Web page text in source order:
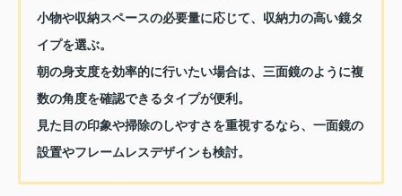
小物や収納スペースの必要量に応じて、収納力の高い鏡タ
イプを選ぶ。
朝の身支度を効率的に行いたい場合は、三面鏡のように複
数の角度を確認できるタイプが便利。
見た目の印象や掃除のしやすさを重視するなら、一面鏡の
設置やフレームレスデザインも検討。